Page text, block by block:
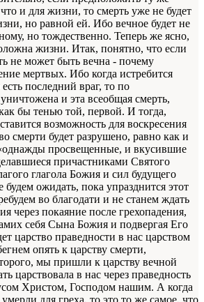
и для жизни, то смерть уже не будет
но равной ей. Ибо вечное будет не
но тождественно. Теперь же ясно,
жизни. Итак, понятно, что если
не может быть вечна - почему
мертвых. Ибо когда истребится
последний враг, то по
и эта всеобщая смерть,
бы тенью той, первой. И тогда,
возможность для воскресения
смерти будет разрушено, равно как и
просвещенные, и вкусившие
причастниками Святого
глагола Божия и сил будущего
будем ожидать, пока упразднится этот
во благодати и не станем ждать
через покаяние после грехопадения,
себя Сына Божия и подвергая Его
царство праведности в нас царством
опять к царству смерти,
мы пришли к царству вечной
царствовала в нас через праведность
Христом, Господом нашим. А когда